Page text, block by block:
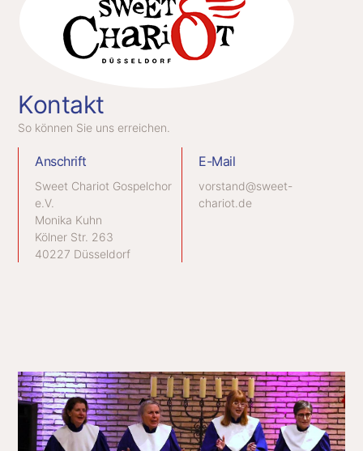
Kontakt
So können Sie uns erreichen.
Anschrift
Sweet Chariot Gospelchor
e.V.
Monika Kuhn
Kölner Str. 263
40227 Düsseldorf
E-Mail
vorstand@sweet-
chariot.de